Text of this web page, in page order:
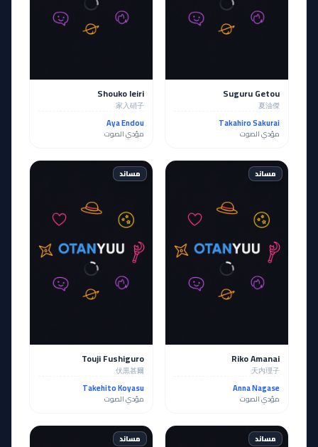
Suguru Getou
夏油傑
Takahiro Sakurai
مؤدي الصوت
Shouko Ieiri
家入硝子
Aya Endou
مؤدي الصوت
مساند
Riko Amanai
天内理子
Anna Nagase
مؤدي الصوت
مساند
Touji Fushiguro
伏黒甚爾
Takehito Koyasu
مؤدي الصوت
مساند مساند